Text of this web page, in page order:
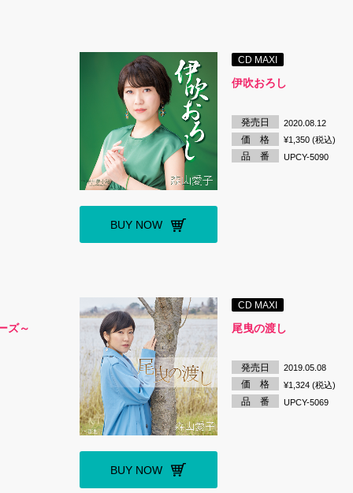
BUY NOW
CD MAXI
伊吹おろし
発売日 2020.08.12
価 格 ¥1,350 (税込)
品 番 UPCY-5090
ズ～
BUY NOW
CD MAXI
尾曳の渡し
発売日 2019.05.08
価 格 ¥1,324 (税込)
品 番 UPCY-5069